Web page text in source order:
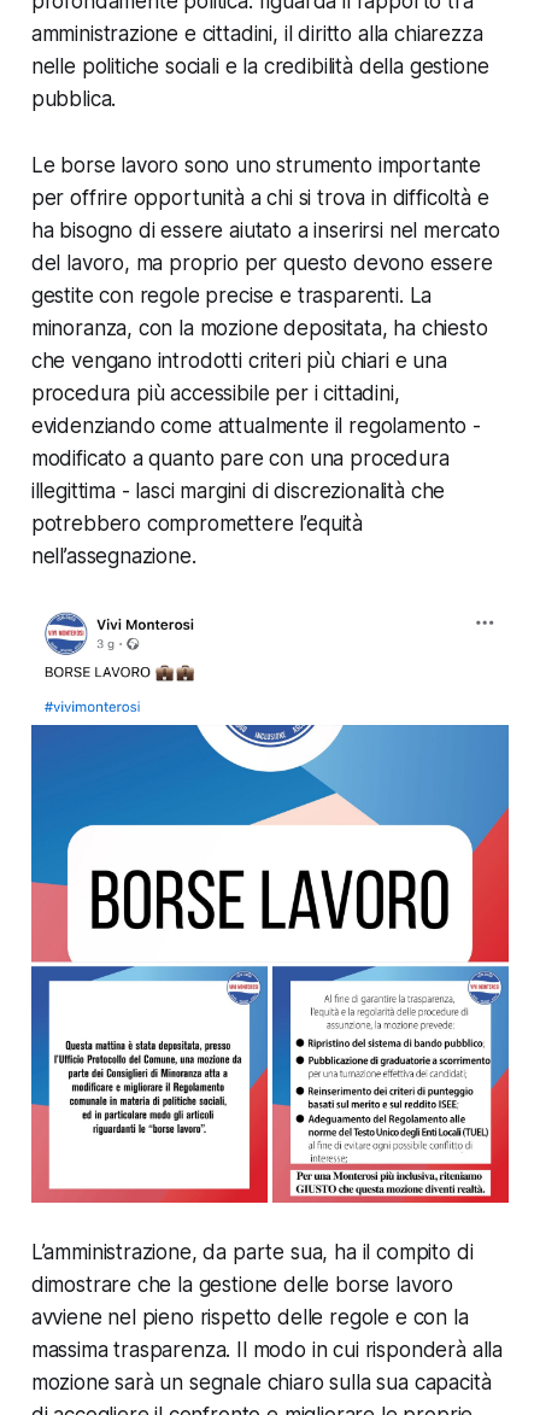
amministrazione e cittadini, il diritto alla chiarezza
nelle politiche sociali e la credibilità della gestione
pubblica.
Le borse lavoro sono uno strumento importante
per offrire opportunità a chi si trova in difficoltà e
ha bisogno di essere aiutato a inserirsi nel mercato
del lavoro, ma proprio per questo devono essere
gestite con regole precise e trasparenti. La
minoranza, con la mozione depositata, ha chiesto
che vengano introdotti criteri più chiari e una
procedura più accessibile per i cittadini,
evidenziando come attualmente il regolamento -
modificato a quanto pare con una procedura
illegittima - lasci margini di discrezionalità che
potrebbero compromettere l’equità
nell’assegnazione.
L’amministrazione, da parte sua, ha il compito di
dimostrare che la gestione delle borse lavoro
avviene nel pieno rispetto delle regole e con la
massima trasparenza. Il modo in cui risponderà alla
mozione sarà un segnale chiaro sulla sua capacità